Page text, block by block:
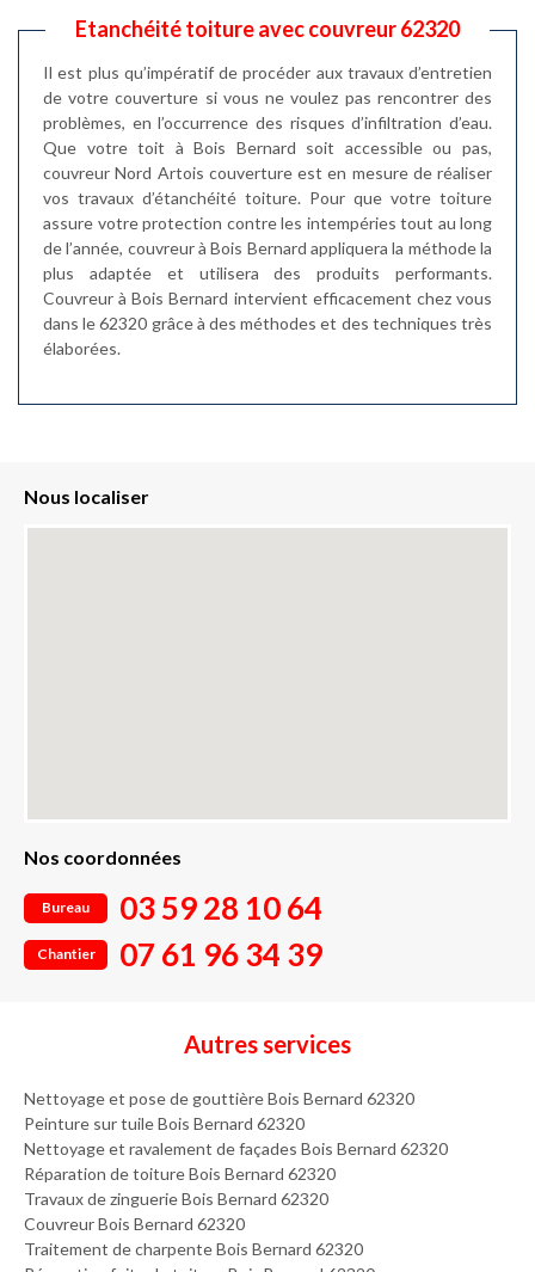
Etanchéité toiture avec couvreur 62320
Il est plus qu’impératif de procéder aux travaux d’entretien
de votre couverture si vous ne voulez pas rencontrer des
problèmes, en l’occurrence des risques d’infiltration d’eau.
Que votre toit à Bois Bernard soit accessible ou pas,
couvreur Nord Artois couverture est en mesure de réaliser
vos travaux d’étanchéité toiture. Pour que votre toiture
assure votre protection contre les intempéries tout au long
de l’année, couvreur à Bois Bernard appliquera la méthode la
plus adaptée et utilisera des produits performants.
Couvreur à Bois Bernard intervient efficacement chez vous
dans le 62320 grâce à des méthodes et des techniques très
élaborées.
Nous localiser
Nos coordonnées
Bureau 03 59 28 10 64
Chantier 07 61 96 34 39
Autres services
Nettoyage et pose de gouttière Bois Bernard 62320
Peinture sur tuile Bois Bernard 62320
Nettoyage et ravalement de façades Bois Bernard 62320
Réparation de toiture Bois Bernard 62320
Travaux de zinguerie Bois Bernard 62320
Couvreur Bois Bernard 62320
Traitement de charpente Bois Bernard 62320